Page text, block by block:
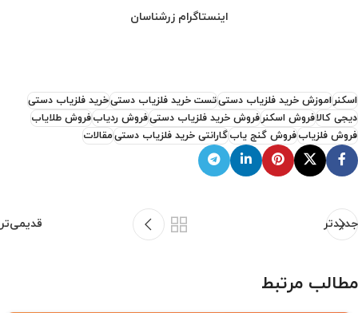
اینستاگرام زرشناسان
اسکنراموزش خرید فلزیاب دستیتست خرید فلزیاب دستیخرید فلزیاب دستی
دیجی کالافروش اسکنرفروش خرید فلزیاب دستیفروش ردیابفروش طلایاب
فروش فلزیابفروش گنج یابگارانتی خرید فلزیاب دستیمقالات
جدیدتر قدیمی‌تر
مطالب مرتبط